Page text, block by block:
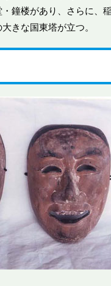
鐘楼があり、さらに、
きな国東塔が立つ。